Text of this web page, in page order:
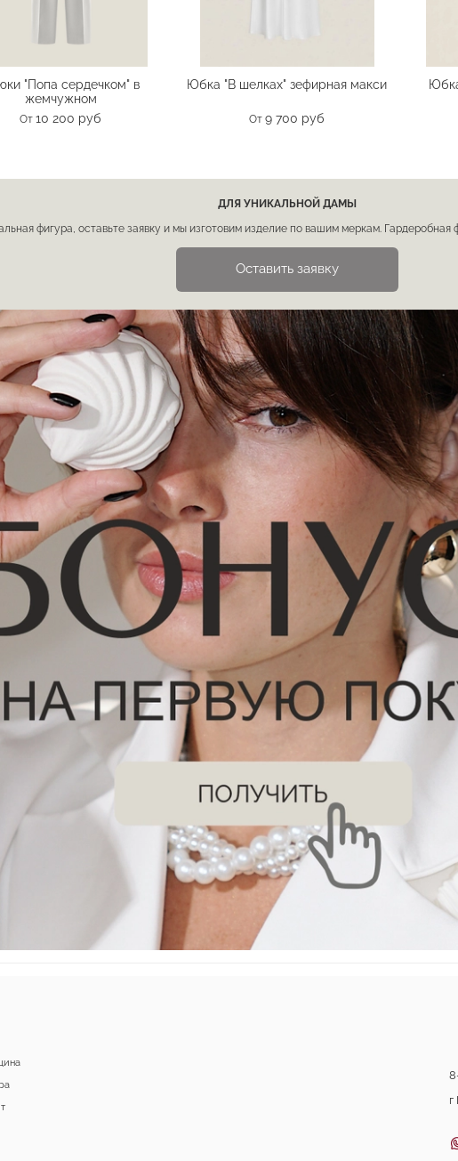
"Попа сердечком" в
жемчужном
От 10 200 руб
Юбка "В шелках" зефирная макси
От 9 700 руб
ДЛЯ УНИКАЛЬНОЙ ДАМЫ
фигура, оставьте заявку и мы изготовим изделие по вашим меркам. Гардеробная
Оставить заявку